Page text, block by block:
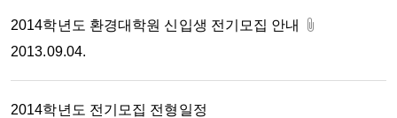
2014학년도 환경대학원 신입생 전기모집 안내
2013.09.04.
2014학년도 전기모집 전형일정